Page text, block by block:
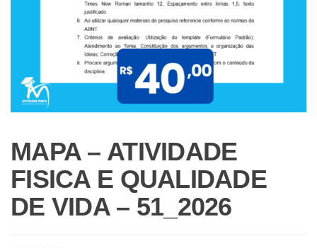
MAPA – ATIVIDADE
FISICA E QUALIDADE
DE VIDA – 51_2026